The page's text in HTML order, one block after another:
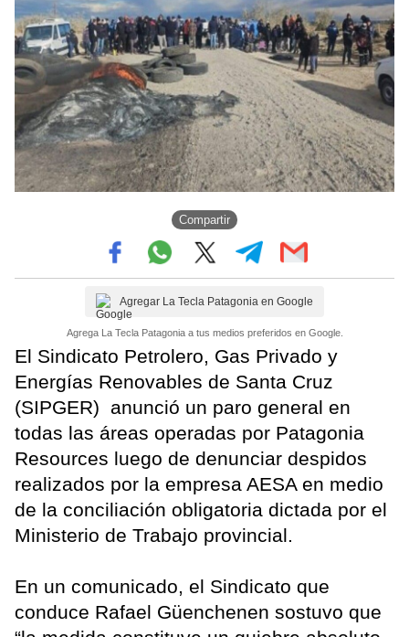
Compartir
Agregar La Tecla Patagonia en Google
Agrega La Tecla Patagonia a tus medios preferidos en Google.
El Sindicato Petrolero, Gas Privado y
Energías Renovables de Santa Cruz
(SIPGER) anunció un paro general en
todas las áreas operadas por Patagonia
Resources luego de denunciar despidos
realizados por la empresa AESA en medio
de la conciliación obligatoria dictada por el
Ministerio de Trabajo provincial.
En un comunicado, el Sindicato que
conduce Rafael Güenchenen sostuvo que